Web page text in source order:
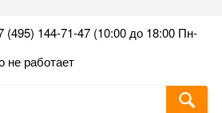
(495) 144-71-47 (10:00 до 18:00 Пн-
не работает